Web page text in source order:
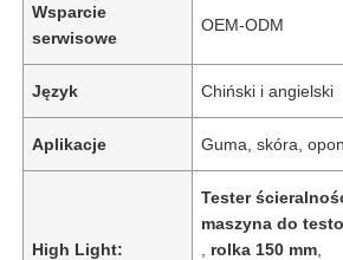
Wsparcie
serwisowe
OEM-ODM
Język Chiński i angielski
Aplikacje Guma, skóra,
High Light:
Tester
maszyna do
rolka 150 mm